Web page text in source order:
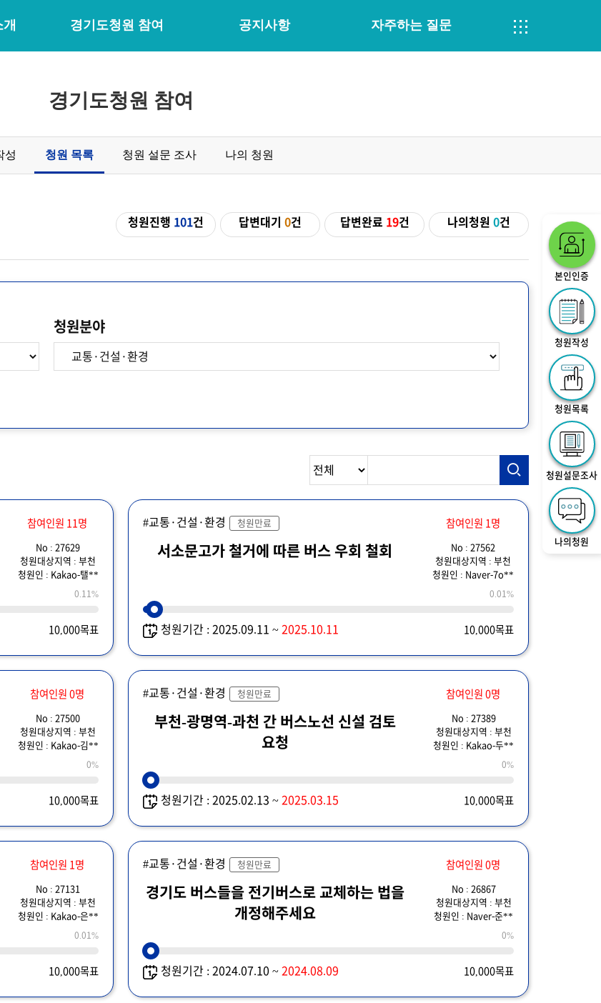
경기도청원 참여 공지사항 자주하는 질문
본인인증
청원작성
청원목록
청원설문조사
나의청원
경기도청원 참여
성 청원 목록 청원 설문 조사 나의 청원
청원진행 101건 답변대기0건 답변완료 19건 나의청원0건
청원분야
참여인원 11명
No : 27629
청원대상지역 : 부천
청원인 : Kakao-탤**
0.11%
10,000목표
#교통·건설·환경 청원만료 참여인원 1명
서소문고가 철거에 따른 버스 우회 철회
No : 27562
청원대상지역 : 부천
청원인 : Naver-7o**
0.01%
청원기간 : 2025.09.11 ~ 2025.10.11 10,000목표
참여인원 0명
No : 27500
청원대상지역 : 부천
청원인 : Kakao-김**
0%
10,000목표
#교통·건설·환경 청원만료 참여인원 0명
부천-광명역-과천 간 버스노선 신설 검토
요청
No : 27389
청원대상지역 : 부천
청원인 : Kakao-두**
0%
청원기간 : 2025.02.13 ~ 2025.03.15 10,000목표
참여인원 1명
No : 27131
청원대상지역 : 부천
청원인 : Kakao-은**
0.01%
10,000목표
#교통·건설·환경 청원만료 참여인원 0명
경기도 버스들을 전기버스로 교체하는 법을
개정해주세요
No : 26867
청원대상지역 : 부천
청원인 : Naver-준**
0%
청원기간 : 2024.07.10 ~ 2024.08.09 10,000목표